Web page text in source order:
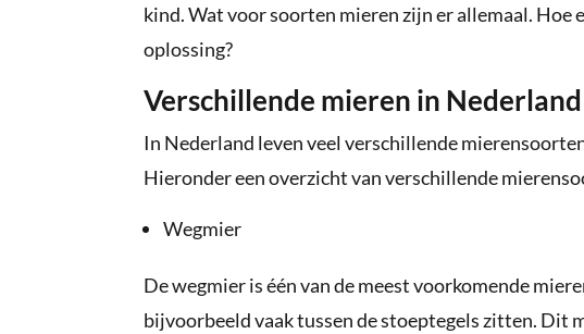
kind. Wat voor soorten mieren zijn er allemaal. Hoe
oplossing?
Verschillende mieren in Nederland
In Nederland leven veel verschillende
Hieronder een overzicht van verschillende
Wegmier
De wegmier is één van de meest voorkomende
bijvoorbeeld vaak tussen de stoeptegels zitten. Dit